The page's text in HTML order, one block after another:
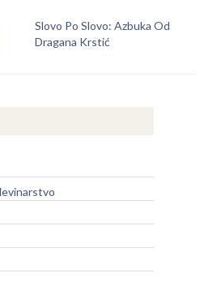
Slovo Po Slovo: Azbuka Od
Dragana Krstić